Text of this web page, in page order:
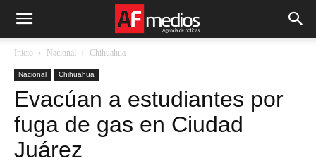
Inicio Nacional Chihuahua
Nacional Chihuahua
Evacúan a estudiantes por
fuga de gas en Ciudad
Juárez